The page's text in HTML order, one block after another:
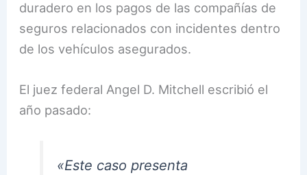
duradero en los pagos de las compañías de
seguros relacionados con incidentes dentro
de los vehículos asegurados.
El juez federal Angel D. Mitchell escribió el
año pasado:
«Este caso presenta